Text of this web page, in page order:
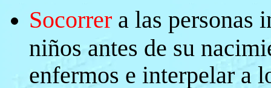
Socorrer a las personas
niños antes de su
enfermos e interpelar a